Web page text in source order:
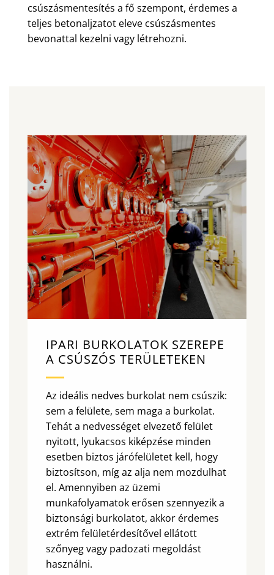
csúszásmentesítés a fő szempont, érdemes a
teljes betonaljzatot eleve csúszásmentes
bevonattal kezelni vagy létrehozni.
IPARI BURKOLATOK SZEREPE
A CSÚSZÓS TERÜLETEKEN
Az ideális nedves burkolat nem csúszik:
sem a felülete, sem maga a burkolat.
Tehát a nedvességet elvezető felület
nyitott, lyukacsos kiképzése minden
esetben biztos járófelületet kell, hogy
biztosítson, míg az alja nem mozdulhat
el. Amennyiben az üzemi
munkafolyamatok erősen szennyezik a
biztonsági burkolatot, akkor érdemes
extrém felületérdesítővel ellátott
szőnyeg vagy padozati megoldást
használni.